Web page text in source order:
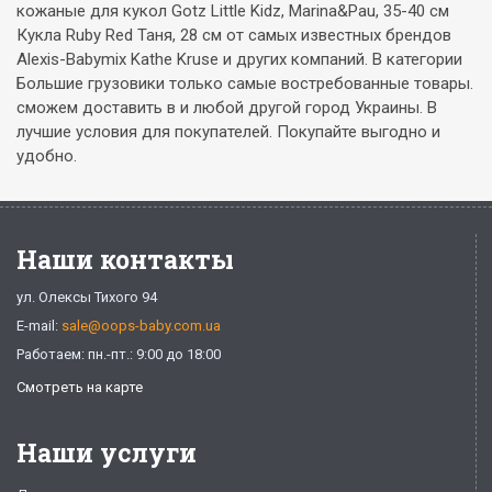
кожаные для кукол Gotz Little Kidz, Marina&Pau, 35-40 см
Кукла Ruby Red Таня, 28 см от самых известных брендов
Alexis-Babymix Kathe Kruse и других компаний. В категории
Большие грузовики только самые востребованные товары.
сможем доставить в и любой другой город Украины. В
лучшие условия для покупателей. Покупайте выгодно и
удобно.
Наши контакты
ул. Олексы Тихого 94
E-mail: sale@oops-baby.com.ua
Работаем: пн.-пт.: 9:00 до 18:00
Смотреть на карте
Наши услуги